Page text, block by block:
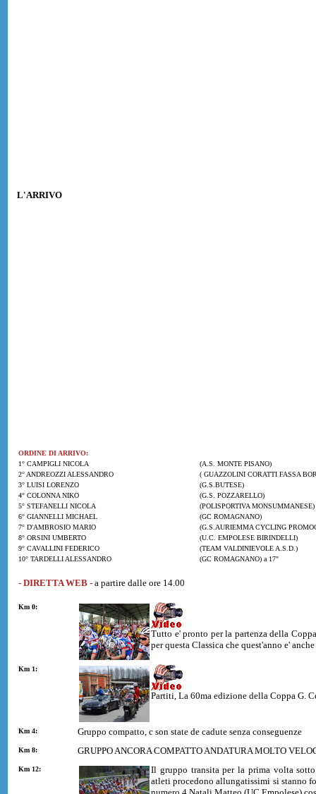
L'ARRIVO
ORDINE DI ARRIVO:
1° CAMPIGLI NICOLA
(A.S. MONTE PISANO)
2° ANDREOZZI ALESSANDRO
( GUAZZOLINI CORATTI FASSA
3° LUISI LORENZO
(G.S.BUTESE)
4° COLONNA NIKO
(G.S. POZZARELLO)
5° STEFANELLI NICOLA
(POLISPORTIVA MONSUMMANESE)
6° GIANNELLI MICHAEL
(GC ROMAGNANO)
7° D'AMBROSIO MARIO
(G.S.AURIEMMA CYCLING
8° ORSINI UMBERTO
(U.C. EMPOLESE BIRINDELLI)
9° CAVALLINI FEDERICO
(TEAM VALDINIEVOLE A.S.D.)
10° TARDELLI ALESSANDRO
(GC ROMAGNANO) a 17"
- DIRETTA WEB - a partire dalle ore 14.00
Km 0:
Tutto e' pronto per la partenza della
per questa Classica che quest'anno e'
Km 1:
Partiti, La 60ma edizione della Coppa G.
Km 4: Gruppo compatto, c son state de cadute senza conseguenze
Km 8: GRUPPO ANCORA COMPATTO ANDATURA MOLTO
Km 12:
Il gruppo transita per la prima volta
atleti procedono allungatissimi si stanno